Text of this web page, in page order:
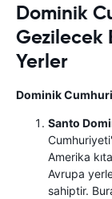
Dominik
Gezilecek
Yerler
Dominik
Santo
Amerika
Avrupa
sahiptir.